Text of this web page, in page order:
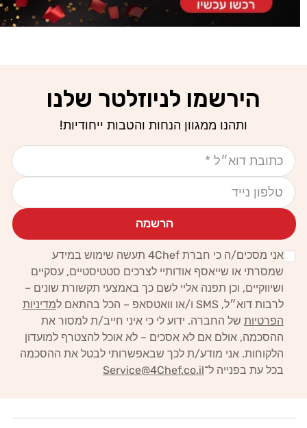
הירשמו לניוזלטר שלנו
ותהנו ממגוון הנחות והטבות ייחודיות!
אימייל
טלפון נייד
הרשמה
אני מסכים/ה כי חברת 4Chef תעשה שימוש במידע
שמסרתי או שייאסף אודותיי לצרכים סטטיסטיים, עסקיים
ושיווקיים, וכן תפנה אליי לשם כך באמצעי תקשורת שונים –
לרבות דוא״ל, SMS ו/או וואטסאפ – הכל בהתאם ל
מדיניות
הפרטיות של החברה. ידוע לי כי איני חייב/ת למסור את
ההסכמה, אולם אם לא אסכים – לא אוכל להצטרף למועדון
הלקוחות. אני מודע/ת לכך שבאפשרותי לבטל את ההסכמה
בכל עת בפנייה ל־Service@4Chef.co.il